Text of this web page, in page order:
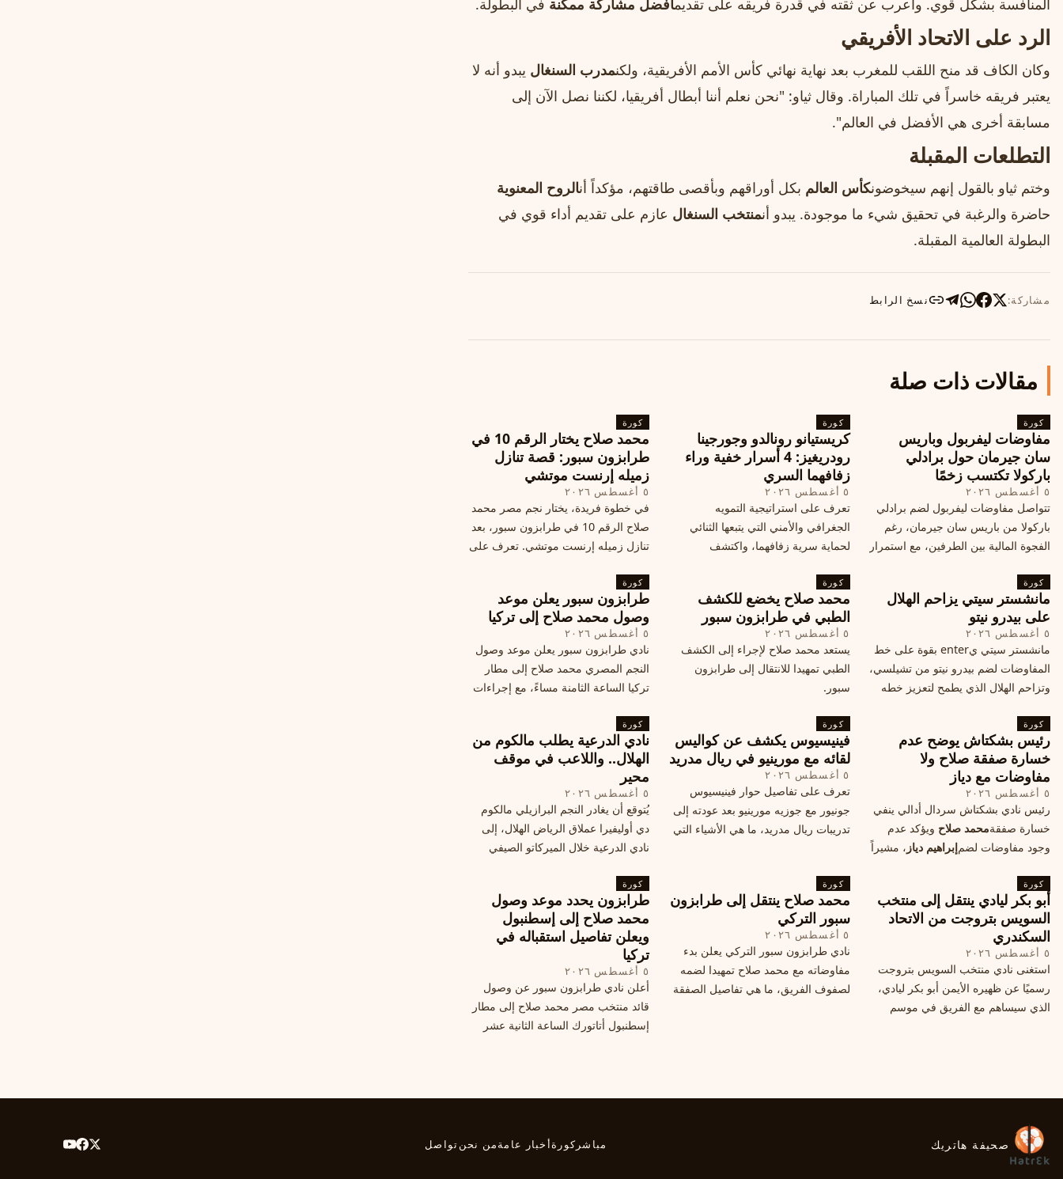
المنافسة بشكل قوي. وأعرب عن ثقته في قدرة فريقه على تقديمأفضل مشاركة ممكنة في البطولة.
الرد على الاتحاد الأفريقي
وكان الكاف قد منح اللقب للمغرب بعد نهاية نهائي كأس الأمم الأفريقية، ولكنمدرب السنغال يبدو أنه لا
يعتبر فريقه خاسراً في تلك المباراة. وقال ثياو: "نحن نعلم أننا أبطال أفريقيا، لكننا نصل الآن إلى
مسابقة أخرى هي الأفضل في العالم".
التطلعات المقبلة
وختم ثياو بالقول إنهم سيخوضونكأس العالم بكل أوراقهم وبأقصى طاقتهم، مؤكداً أنالروح المعنوية
حاضرة والرغبة في تحقيق شيء ما موجودة. يبدو أنمنتخب السنغال عازم على تقديم أداء قوي في
البطولة العالمية المقبلة.
مشاركة: نسخ الرابط
مقالات ذات صلة
كورة
مفاوضات ليفربول وباريس
سان جيرمان حول برادلي
باركولا تكتسب زخمًا
٥ أغسطس ٢٠٢٦
تتواصل مفاوضات ليفربول لضم برادلي
باركولا من باريس سان جيرمان، رغم
الفجوة المالية بين الطرفين، مع استمرار
إغلاق سوق الانتقالات
كورة
كريستيانو رونالدو وجورجينا
رودريغيز: 4 أسرار خفية وراء
زفافهما السري
٥ أغسطس ٢٠٢٦
تعرف على استراتيجية التمويه
الجغرافي والأمني التي يتبعها الثنائي
لحماية سرية زفافهما، واكتشف
في البرتغال، واعرف ما هي الخطوات
القادمة في هذا الحدث العالمي
كورة
محمد صلاح يختار الرقم 10 في
طرابزون سبور: قصة تنازل
زميله إرنست موتشي
٥ أغسطس ٢٠٢٦
في خطوة فريدة، يختار نجم مصر محمد
صلاح الرقم 10 في طرابزون سبور، بعد
تنازل زميله إرنست موتشي. تعرف على
كورة
مانشستر سيتي يزاحم الهلال
على بيدرو نيتو
٥ أغسطس ٢٠٢٦
مانشستر سيتي يenter بقوة على خط
المفاوضات لضم بيدرو نيتو من تشيلسي،
وتزاحم الهلال الذي يطمح لتعزيز خطه
كورة
محمد صلاح يخضع للكشف
الطبي في طرابزون سبور
٥ أغسطس ٢٠٢٦
يستعد محمد صلاح لإجراء إلى الكشف
الطبي تمهيدا للانتقال إلى طرابزون
سبور.
كورة
طرابزون سبور يعلن موعد
وصول محمد صلاح إلى تركيا
٥ أغسطس ٢٠٢٦
نادي طرابزون سبور يعلن موعد وصول
النجم المصري محمد صلاح إلى مطار
تركيا الساعة الثامنة مساءً، مع إجراءات
جديد ومكافآت مالية.
كورة
رئيس بشكتاش يوضح عدم
خسارة صفقة صلاح ولا
مفاوضات مع دياز
٥ أغسطس ٢٠٢٦
رئيس نادي بشكتاش سردال أدالي ينفي
خسارة صفقةمحمد صلاح ويؤكد عدم
وجود مفاوضات لضمإبراهيم دياز ، مشيراً
محتملة أخرى.
كورة
فينيسيوس يكشف عن كواليس
لقائه مع مورينيو في ريال مدريد
٥ أغسطس ٢٠٢٦
تعرف على تفاصيل حوار فينيسيوس
جونيور مع جوزيه مورينيو بعد عودته إلى
تدريبات ريال مدريد، ما هي الأشياء التي
كورة
نادي الدرعية يطلب مالكوم من
الهلال.. واللاعب في موقف
محير
٥ أغسطس ٢٠٢٦
يُتوقع أن يغادر النجم البرازيلي مالكوم
دي أوليفيرا عملاق الرياض الهلال، إلى
نادي الدرعية خلال الميركاتو الصيفي
هذا الانتقال، وسط تقارير تفيد أن الهلال
يرحب بفراقته.
كورة
أبو بكر ليادي ينتقل إلى منتخب
السويس بتروجت من الاتحاد
السكندري
٥ أغسطس ٢٠٢٦
استغنى نادي منتخب السويس بتروجت
رسميًا عن ظهيره الأيمن أبو بكر ليادي،
الذي سيساهم مع الفريق في موسم
كورة
محمد صلاح ينتقل إلى طرابزون
سبور التركي
٥ أغسطس ٢٠٢٦
نادي طرابزون سبور التركي يعلن بدء
مفاوضاته مع محمد صلاح تمهيدا لضمه
لصفوف الفريق، ما هي تفاصيل الصفقة
كورة
طرابزون يحدد موعد وصول
محمد صلاح إلى إسطنبول
ويعلن تفاصيل استقباله في
تركيا
٥ أغسطس ٢٠٢٦
أعلن نادي طرابزون سبور عن وصول
قائد منتخب مصر محمد صلاح إلى مطار
إسطنبول أتاتورك الساعة الثانية عشر
التركية الكبرى.
صحيفة هاتريك مباشر كورةأخبار عامةمن نحنتواصل